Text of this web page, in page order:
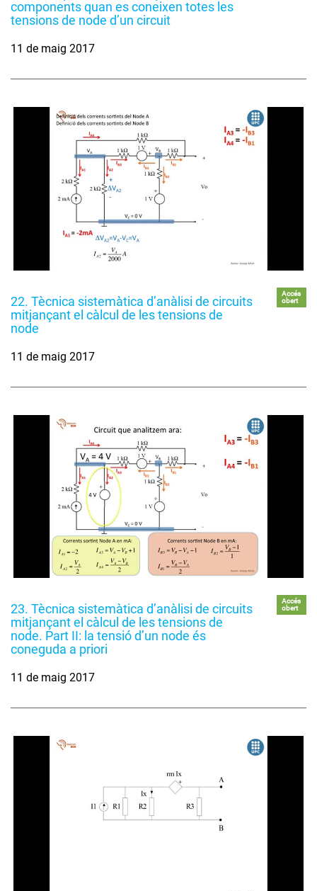
components quan es coneixen totes les
tensions de node d’un circuit
11 de maig 2017
22. Tècnica sistemàtica d’anàlisi de circuits
mitjançant el càlcul de les tensions de
node
Accés
obert
11 de maig 2017
23. Tècnica sistemàtica d’anàlisi de circuits
mitjançant el càlcul de les tensions de
node. Part II: la tensió d’un node és
coneguda a priori
Accés
obert
11 de maig 2017